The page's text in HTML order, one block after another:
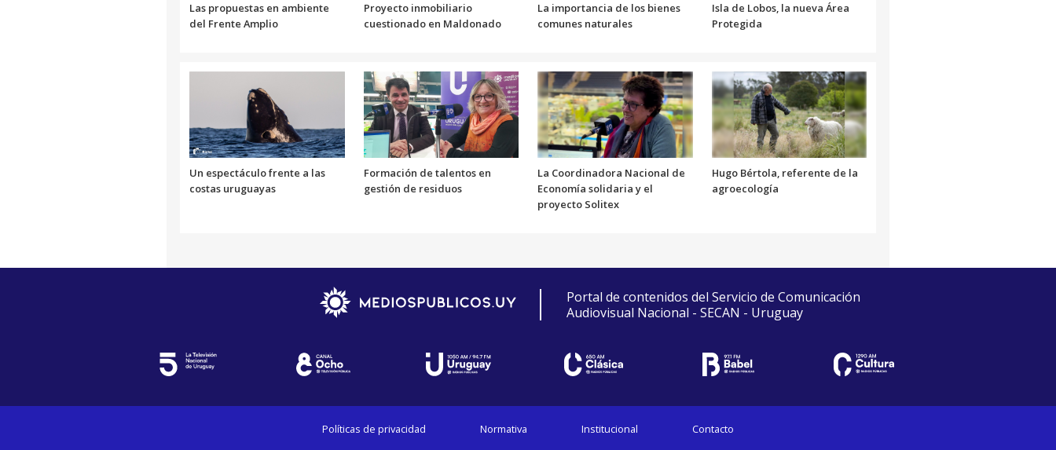
Las propuestas en ambiente
del Frente Amplio
Proyecto inmobiliario
cuestionado en Maldonado
La importancia de los bienes
comunes naturales
Isla de Lobos, la nueva Área
Protegida
Un espectáculo frente a las
costas uruguayas
Formación de talentos en
gestión de residuos
La Coordinadora Nacional de
Economía solidaria y el
proyecto Solitex
Hugo Bértola, referente de la
agroecología
Portal de contenidos del Servicio de Comunicación
Audiovisual Nacional - SECAN - Uruguay
Políticas de privacidad Normativa Institucional Contacto